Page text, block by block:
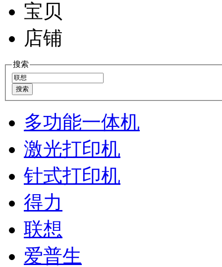
宝贝
店铺
搜索
多功能一体机
激光打印机
针式打印机
得力
联想
爱普生